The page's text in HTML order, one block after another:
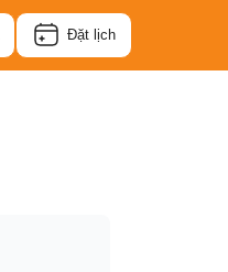
Đặt lịch